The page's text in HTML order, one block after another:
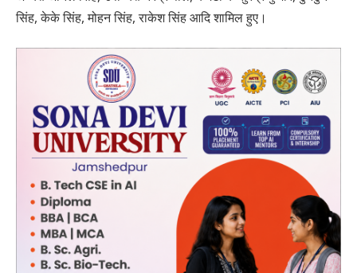
सिंह, केके सिंह, मोहन सिंह, राकेश सिंह आदि शामिल हुए।